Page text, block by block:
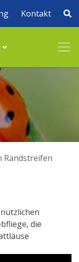
Kontakt
Randstreifen
die